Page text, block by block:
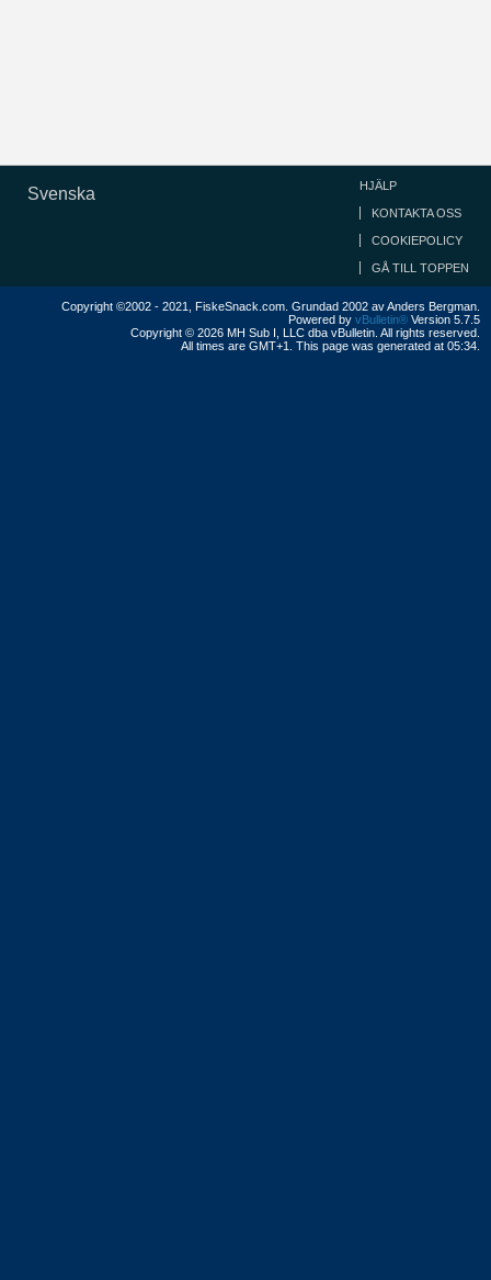
Svenska HJÄLP
KONTAKTA OSS
COOKIEPOLICY
GÅ TILL TOPPEN
Copyright ©2002 - 2021, FiskeSnack.com. Grundad 2002 av Anders Bergman.
Powered by vBulletin® Version 5.7.5
Copyright © 2026 MH Sub I, LLC dba vBulletin. All rights reserved.
All times are GMT+1. This page was generated at 05:34.